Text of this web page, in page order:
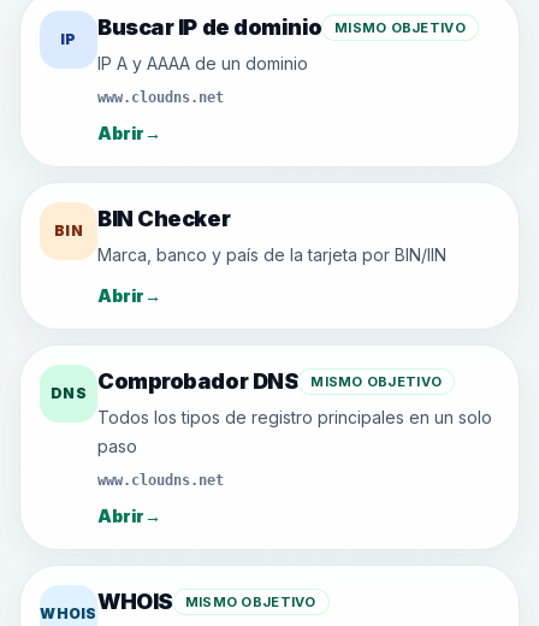
IP Buscar IP de dominio MISMO OBJETIVO
IP A y AAAA de un dominio
www.cloudns.net
Abrir→
BIN BIN Checker
Marca, banco y país de la tarjeta por BIN/IIN
Abrir→
DNS Comprobador DNS MISMO OBJETIVO
Todos los tipos de registro principales en un solo
paso
www.cloudns.net
Abrir→
WHOISWHOIS MISMO OBJETIVO